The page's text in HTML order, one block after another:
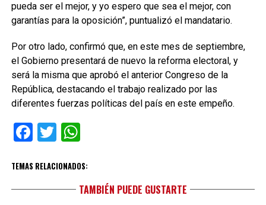
pueda ser el mejor, y yo espero que sea el mejor, con
garantías para la oposición”, puntualizó el mandatario.
Por otro lado, confirmó que, en este mes de septiembre,
el Gobierno presentará de nuevo la reforma electoral, y
será la misma que aprobó el anterior Congreso de la
República, destacando el trabajo realizado por las
diferentes fuerzas políticas del país en este empeño.
Facebook
TwitterWhatsApp
TEMAS RELACIONADOS:
TAMBIÉN PUEDE GUSTARTE